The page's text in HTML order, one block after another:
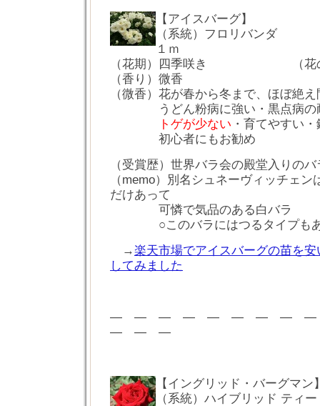
【アイスバーグ】
（系統）フロリバン
１ｍ
（花期）四季咲き （花の
（香り）微香
（微香）花が春から冬まで、ほぼ絶
うどん粉病に強い・黒点病の
トゲが少ない ・育てやすい
初心者にもお勧め
（受賞歴）世界バラ会の殿堂入りのバ
（memo）別名シュネーヴィッチェン
だけあって
可憐で気品のある白バラ
○このバラにはつるタイプも
→楽天市場でアイスバーグの苗を
してみました
― ― ― ― ― ― ― ―
― ― ―
【イングリッド・バーグマン
（系統）ハイブリッド テ